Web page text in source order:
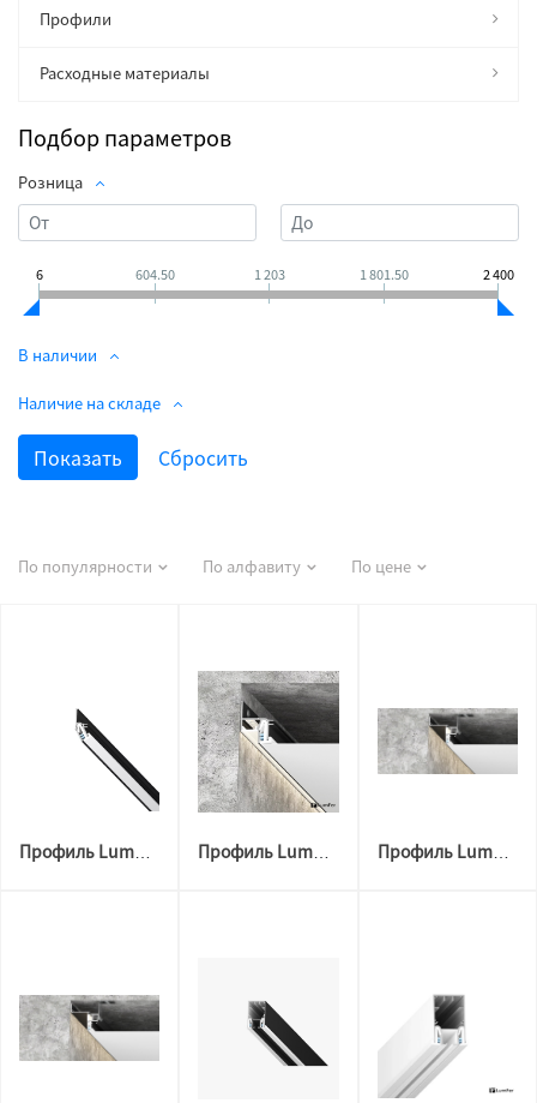
Профили
Расходные материалы
Подбор параметров
Розница
6 604.50 1 203 1 801.50 2 400
В наличии
Наличие на складе
По популярности По алфавиту По цене
Профиль LumFer Clamp Radium MINI 2м черный (алюм+пвх)